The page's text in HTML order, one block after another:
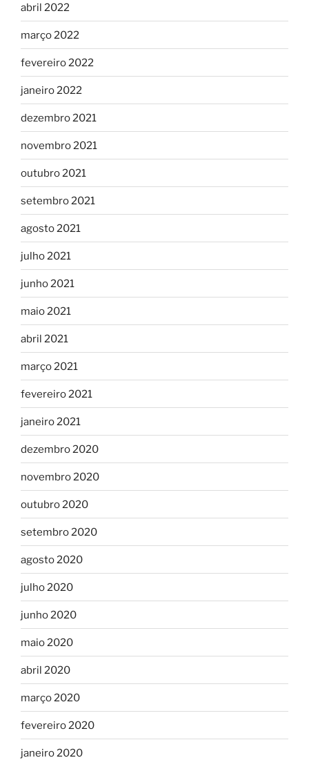
abril 2022
março 2022
fevereiro 2022
janeiro 2022
dezembro 2021
novembro 2021
outubro 2021
setembro 2021
agosto 2021
julho 2021
junho 2021
maio 2021
abril 2021
março 2021
fevereiro 2021
janeiro 2021
dezembro 2020
novembro 2020
outubro 2020
setembro 2020
agosto 2020
julho 2020
junho 2020
maio 2020
abril 2020
março 2020
fevereiro 2020
janeiro 2020